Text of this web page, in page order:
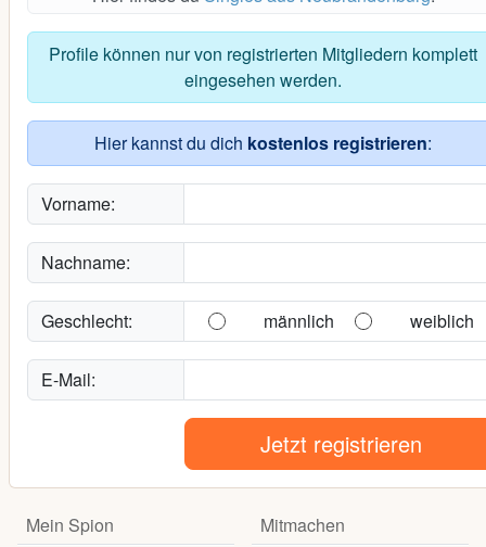
Profile können nur von registrierten Mitgliedern komplett
eingesehen werden.
Hier kannst du dich kostenlos registrieren:
Vorname:
Nachname:
Geschlecht: männlich weiblich
E-Mail:
Jetzt registrieren
Mein Spion Mitmachen